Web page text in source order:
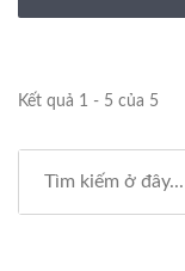
Kết quả 1 - 5 của 5